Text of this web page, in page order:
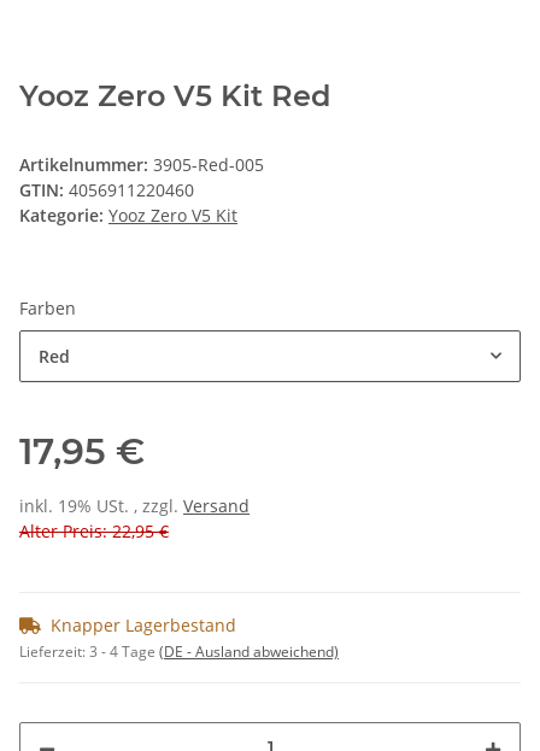
Yooz Zero V5 Kit Red
Artikelnummer: 3905-Red-005
GTIN: 4056911220460
Kategorie: Yooz Zero V5 Kit
Farben
Red
17,95 €
inkl. 19% USt. , zzgl. Versand
Alter Preis: 22,95 €
Knapper Lagerbestand
Lieferzeit:3 - 4 Tage (DE - Ausland abweichend)